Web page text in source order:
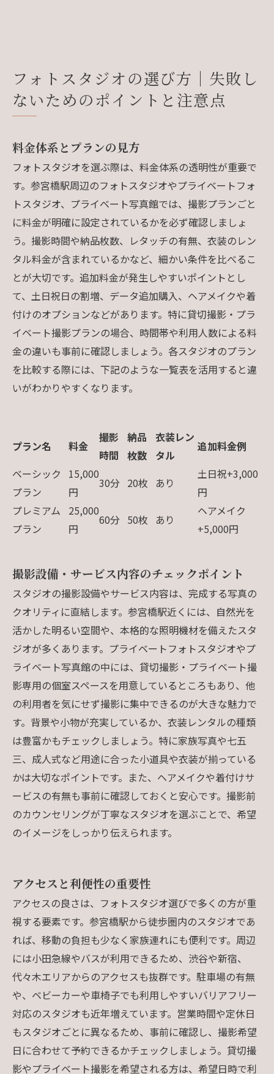
フォトスタジオの選び方｜失敗し
ないためのポイントと注意点
料金体系とプランの見方
フォトスタジオを選ぶ際は、料金体系の透明性が重要で
す。参宮橋駅周辺のフォトスタジオやプライベートフォ
トスタジオ、プライベート写真館では、撮影プランごと
に料金が明確に設定されているかを必ず確認しましょ
う。撮影時間や納品枚数、レタッチの有無、衣装のレン
タル料金が含まれているかなど、細かい条件を比べるこ
とが大切です。追加料金が発生しやすいポイントとし
て、土日祝日の割増、データ追加購入、ヘアメイクや着
付けのオプションなどがあります。特に貸切撮影・プラ
イベート撮影プランの場合、時間帯や利用人数による料
金の違いも事前に確認しましょう。各スタジオのプラン
を比較する際には、下記のような一覧表を活用すると違
いがわかりやすくなります。
プラン名 料金
撮影
時間
納品
枚数
衣装レン
タル
追加料金例
ベーシック
プラン
15,000
円
30分 20枚 あり
土日祝+3,000
円
プレミアム
プラン
25,000
円
60分 50枚 あり
ヘアメイク
+5,000円
撮影設備・サービス内容のチェックポイント
スタジオの撮影設備やサービス内容は、完成する写真の
クオリティに直結します。参宮橋駅近くには、自然光を
活かした明るい空間や、本格的な照明機材を備えたスタ
ジオが多くあります。プライベートフォトスタジオやプ
ライベート写真館の中には、貸切撮影・プライベート撮
影専用の個室スペースを用意しているところもあり、他
の利用者を気にせず撮影に集中できるのが大きな魅力で
す。背景や小物が充実しているか、衣装レンタルの種類
は豊富かもチェックしましょう。特に家族写真や七五
三、成人式など用途に合った小道具や衣装が揃っている
かは大切なポイントです。また、ヘアメイクや着付けサ
ービスの有無も事前に確認しておくと安心です。撮影前
のカウンセリングが丁寧なスタジオを選ぶことで、希望
のイメージをしっかり伝えられます。
アクセスと利便性の重要性
アクセスの良さは、フォトスタジオ選びで多くの方が重
視する要素です。参宮橋駅から徒歩圏内のスタジオであ
れば、移動の負担も少なく家族連れにも便利です。周辺
には小田急線やバスが利用できるため、渋谷や新宿、
代々木エリアからのアクセスも抜群です。駐車場の有無
や、ベビーカーや車椅子でも利用しやすいバリアフリー
対応のスタジオも近年増えています。営業時間や定休日
もスタジオごとに異なるため、事前に確認し、撮影希望
日に合わせて予約できるかチェックしましょう。貸切撮
影やプライベート撮影を希望される方は、希望日時で利